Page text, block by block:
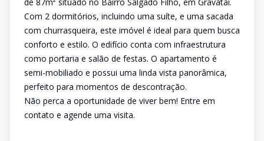
Com 2 dormitórios, incluindo uma suíte, e uma sacada
com churrasqueira, este imóvel é ideal para quem busca
conforto e estilo. O edifício conta com infraestrutura
como portaria e salão de festas. O apartamento é
semi-mobiliado e possui uma linda vista panorâmica,
perfeito para momentos de descontração.
Não perca a oportunidade de viver bem! Entre em
contato e agende uma visita.